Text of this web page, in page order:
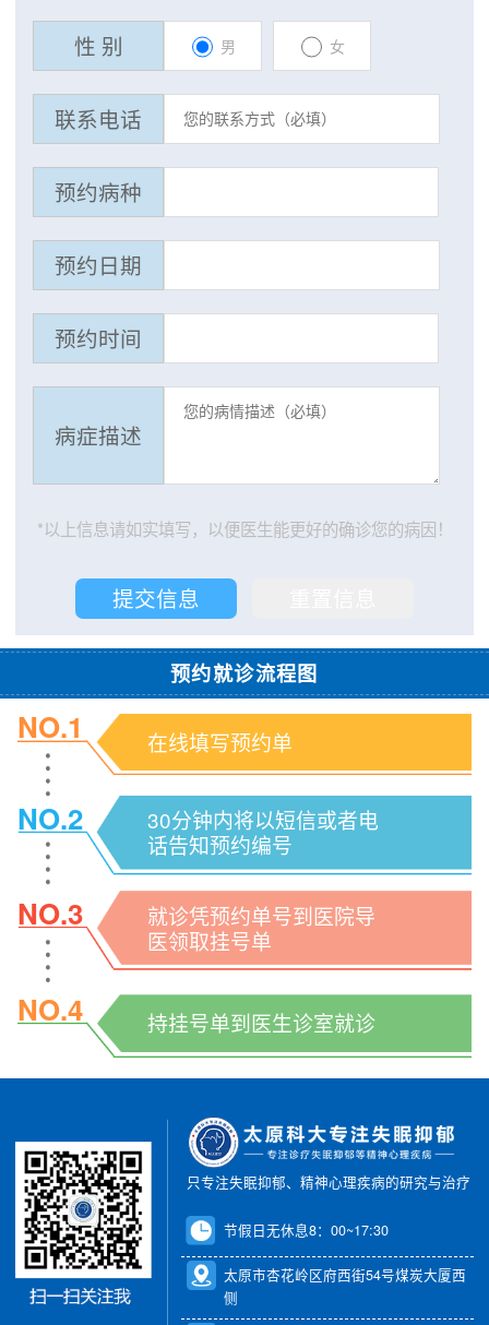
性 别 男 女
联系电话
预约病种
预约日期
预约时间
病症描述
*以上信息请如实填写，以便医生能更好的确诊您的病因！
预约就诊流程图
NO.1 在线填写预约单
NO.2
30分钟内将以短信或者电
话告知预约编号
NO.3
就诊凭预约单号到医院导
医领取挂号单
NO.4 持挂号单到医生诊室就诊
只专注失眠抑郁、精神心理疾病的研究与治疗
节假日无休息8：00~17:30
太原市杏花岭区府西街54号煤炭大厦西
侧